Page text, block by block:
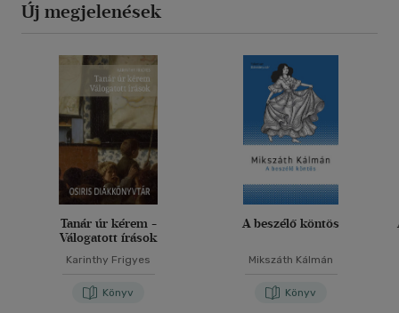
Új megjelenések
Tanár úr kérem -
Válogatott írások
Karinthy Frigyes
Könyv
A beszélő köntös
Mikszáth Kálmán
Könyv